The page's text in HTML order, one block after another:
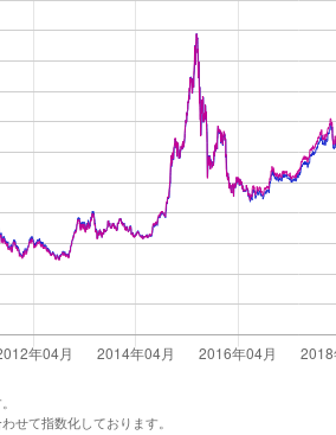
せて指数化しております。